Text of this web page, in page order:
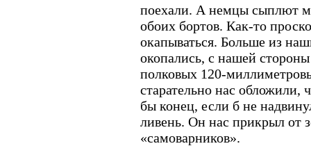
поехали. А немцы сыплют
обоих бортов. Как-то
окапываться. Больше из
окопались, с нашей
полковых 120-
старательно нас
бы конец, если б не
ливень. Он нас прикрыл от
«самоварников».